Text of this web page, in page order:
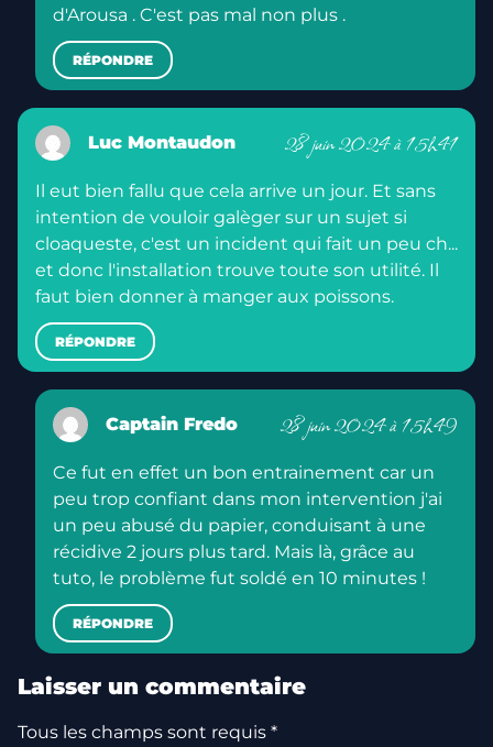
d'Arousa . C'est pas mal non plus .
RÉPONDRE
Luc Montaudon 28 juin 2024 à 15h41
Il eut bien fallu que cela arrive un jour. Et sans
intention de vouloir galèger sur un sujet si
cloaqueste, c'est un incident qui fait un peu ch...
et donc l'installation trouve toute son utilité. Il
faut bien donner à manger aux poissons.
RÉPONDRE
Captain Fredo 28 juin 2024 à 15h49
Ce fut en effet un bon entrainement car un
peu trop confiant dans mon intervention j'ai
un peu abusé du papier, conduisant à une
récidive 2 jours plus tard. Mais là, grâce au
tuto, le problème fut soldé en 10 minutes !
RÉPONDRE
Laisser un commentaire
Tous les champs sont requis *